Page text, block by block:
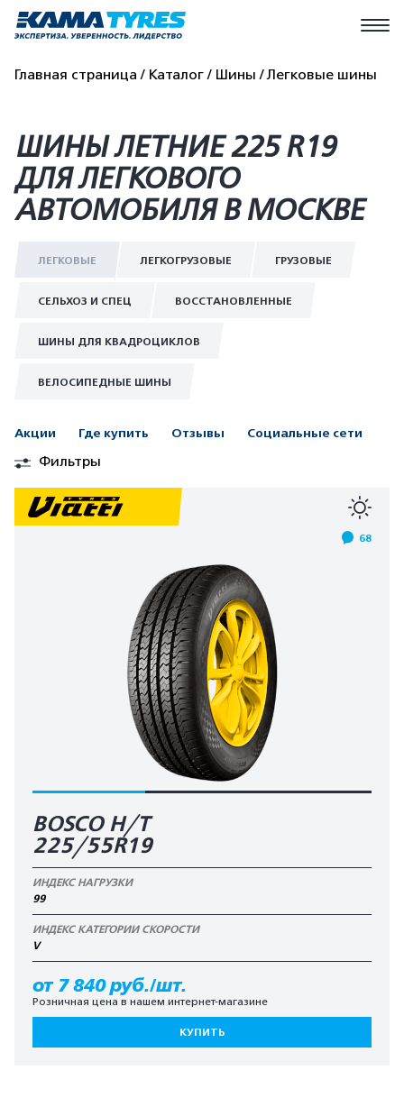
Главная страница Каталог Шины Легковые шины
ШИНЫ ЛЕТНИЕ 225 R19
ДЛЯ ЛЕГКОВОГО
АВТОМОБИЛЯ В МОСКВЕ
ЛЕГКОВЫЕ ЛЕГКОГРУЗОВЫЕ ГРУЗОВЫЕ
СЕЛЬХОЗ И СПЕЦ ВОССТАНОВЛЕННЫЕ
ШИНЫ ДЛЯ КВАДРОЦИКЛОВ
ВЕЛОСИПЕДНЫЕ ШИНЫ
Акции Где купить Отзывы Социальные сети
Фильтры
68
BOSCO H/T
225/55R19
ИНДЕКС НАГРУЗКИ
99
ИНДЕКС КАТЕГОРИИ СКОРОСТИ
V
от 7 840 руб./шт.
Розничная цена в нашем интернет-магазине
КУПИТЬ